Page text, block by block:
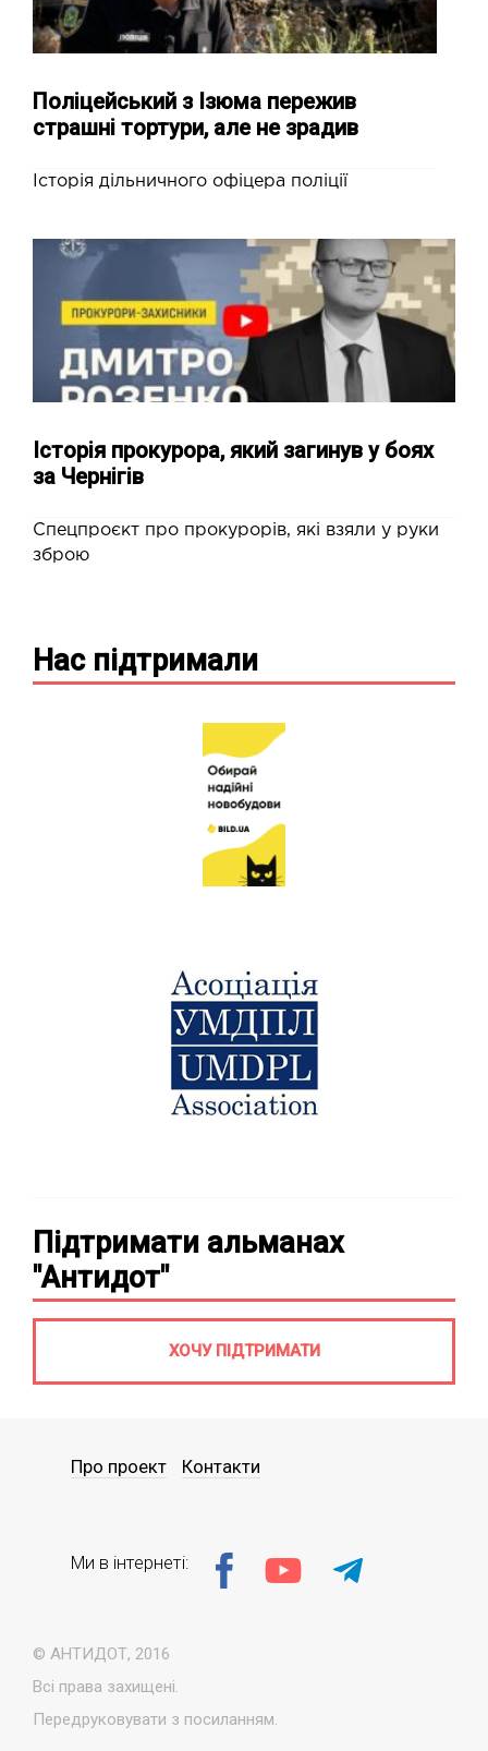
Поліцейський з Ізюма пережив
страшні тортури, але не зрадив
Історія дільничного офіцера поліції
Історія прокурора, який загинув у боях
за Чернігів
Спецпроєкт про прокурорів, які взяли у руки
зброю
Нас підтримали
Підтримати альманах
"Антидот"
ХОЧУ ПІДТРИМАТИ
© АНТИДОТ, 2016
Всі права захищені.
Передруковувати з посиланням.
Про проект Контакти
Ми в інтернеті: